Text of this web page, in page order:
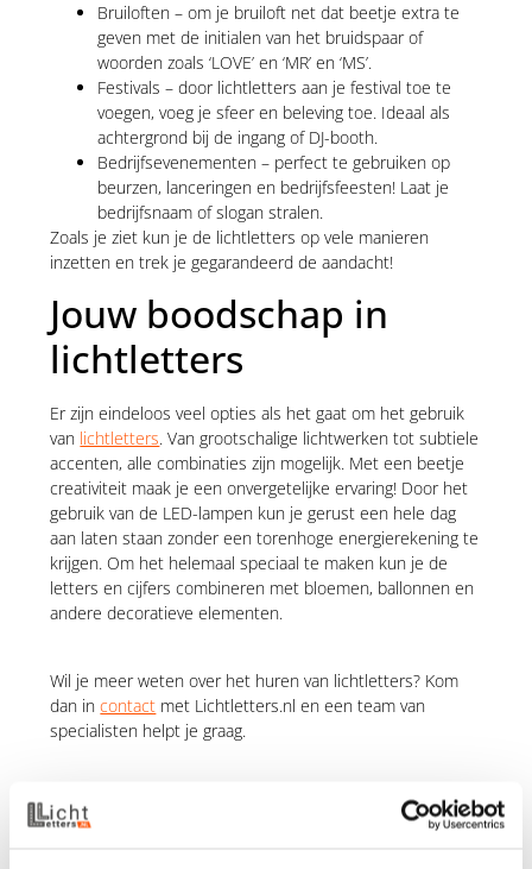
Bruiloften – om je bruiloft net dat beetje extra te
geven met de initialen van het bruidspaar of
woorden zoals ‘LOVE’ en ‘MR’ en ‘MS’.
Festivals – door lichtletters aan je festival toe te
voegen, voeg je sfeer en beleving toe. Ideaal als
achtergrond bij de ingang of DJ-booth.
Bedrijfsevenementen – perfect te gebruiken op
beurzen, lanceringen en bedrijfsfeesten! Laat je
bedrijfsnaam of slogan stralen.
Zoals je ziet kun je de lichtletters op vele manieren
inzetten en trek je gegarandeerd de aandacht!
Jouw boodschap in
lichtletters
Er zijn eindeloos veel opties als het gaat om het gebruik
van lichtletters. Van grootschalige lichtwerken tot subtiele
accenten, alle combinaties zijn mogelijk. Met een beetje
creativiteit maak je een onvergetelijke ervaring! Door het
gebruik van de LED-lampen kun je gerust een hele dag
aan laten staan zonder een torenhoge energierekening te
krijgen. Om het helemaal speciaal te maken kun je de
letters en cijfers combineren met bloemen, ballonnen en
andere decoratieve elementen.
Wil je meer weten over het huren van lichtletters? Kom
dan incontact met Lichtletters.nl en een team van
specialisten helpt je graag.